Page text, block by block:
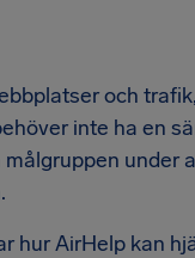
och
inte ha en
under
hur AirHelp kan